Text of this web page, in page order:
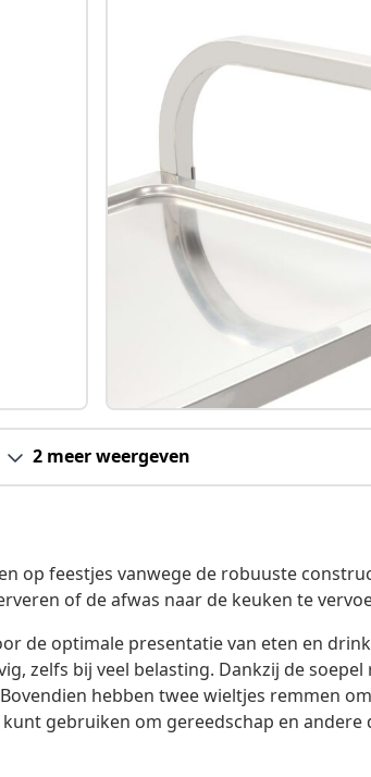
2 meer weergeven
op feestjes vanwege de robuuste
of de afwas naar de keuken te
de optimale presentatie van eten en
zelfs bij veel belasting. Dankzij de
hebben twee wieltjes remmen
gebruiken om gereedschap en andere